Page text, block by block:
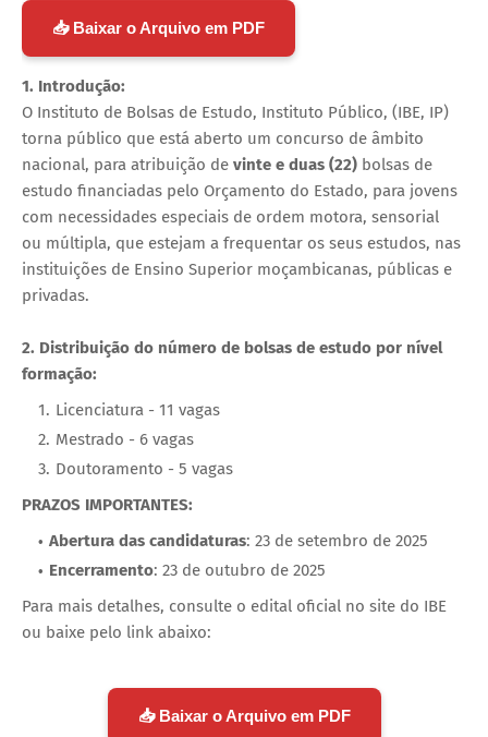
📥 Baixar o Arquivo em PDF
1. Introdução:
O Instituto de Bolsas de Estudo, Instituto Público, (IBE, IP)
torna público que está aberto um concurso de âmbito
nacional, para atribuição de vinte e duas (22) bolsas de
estudo financiadas pelo Orçamento do Estado, para jovens
com necessidades especiais de ordem motora, sensorial
ou múltipla, que estejam a frequentar os seus estudos, nas
instituições de Ensino Superior moçambicanas, públicas e
privadas.
2. Distribuição do número de bolsas de estudo por nível
formação:
Licenciatura - 11 vagas
Mestrado - 6 vagas
Doutoramento - 5 vagas
PRAZOS IMPORTANTES:
Abertura das candidaturas: 23 de setembro de 2025
Encerramento: 23 de outubro de 2025
Para mais detalhes, consulte o edital oficial no site do IBE
ou baixe pelo link abaixo:
📥 Baixar o Arquivo em PDF